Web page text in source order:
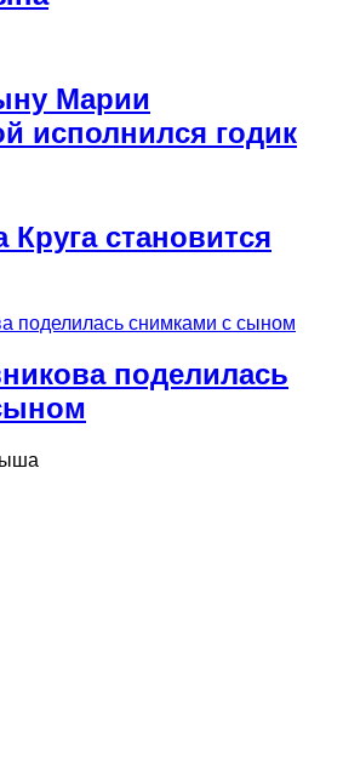
Марии
исполнился годик
становится
поделилась